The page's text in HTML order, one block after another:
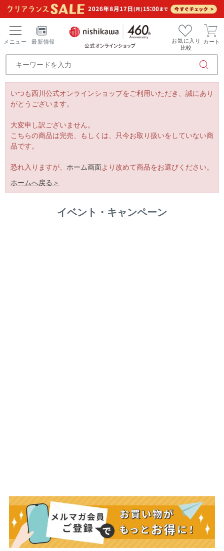
メニュー 最新情報
お気に入り
比較
カート
いつも西川公式オンラインショップをご利用いただき、誠にあり
がとうございます。
大変申し訳ございません。
こちらの商品は完売、もしくは、只今お取り扱いをしていない商
品です。
恐れ入りますが、 ホーム画面より改めて商品をお選びください。
ホームへ戻る＞
イベント・キャンペーン